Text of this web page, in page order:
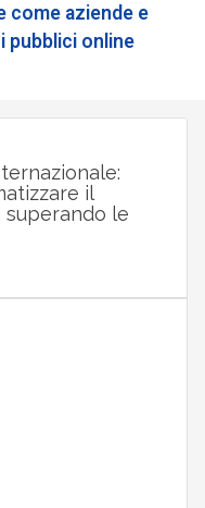
come aziende e
pubblici online
il
le